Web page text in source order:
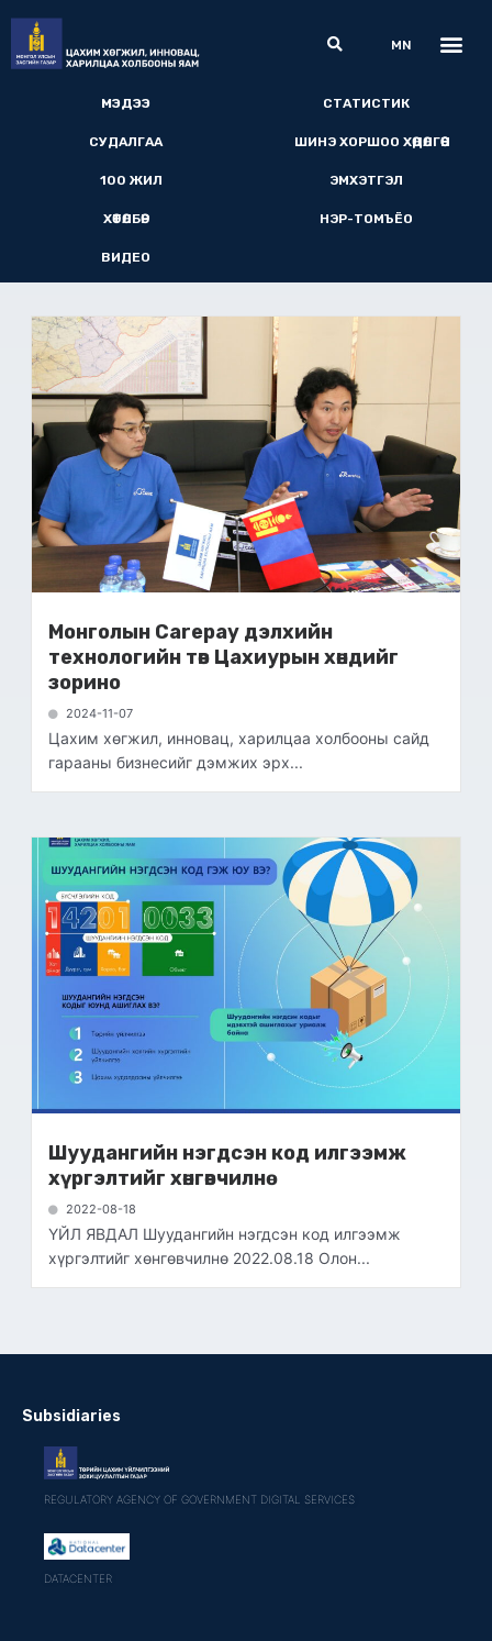
content
Search
MN
МЭДЭЭ​ СТАТИСТИК
СУДАЛГАА ШИНЭ ХОРШОО ХӨДӨЛГӨӨН
100 ЖИЛ ЭМХЭТГЭЛ
ХӨТӨЛБӨР НЭР-ТОМЪЁО
ВИДЕО
Монголын Carepay дэлхийн
технологийн төв Цахиурын хөндийг
зорино
2024-11-07
Цахим хөгжил, инновац, харилцаа холбооны сайд
гарааны бизнесийг дэмжих эрх...
Шуудангийн нэгдсэн код илгээмж
хүргэлтийг хөнгөвчилнө
2022-08-18
ҮЙЛ ЯВДАЛ Шуудангийн нэгдсэн код илгээмж
хүргэлтийг хөнгөвчилнө 2022.08.18 Олон...
Subsidiaries
REGULATORY AGENCY OF GOVERNMENT DIGITAL SERVICES
DATACENTER